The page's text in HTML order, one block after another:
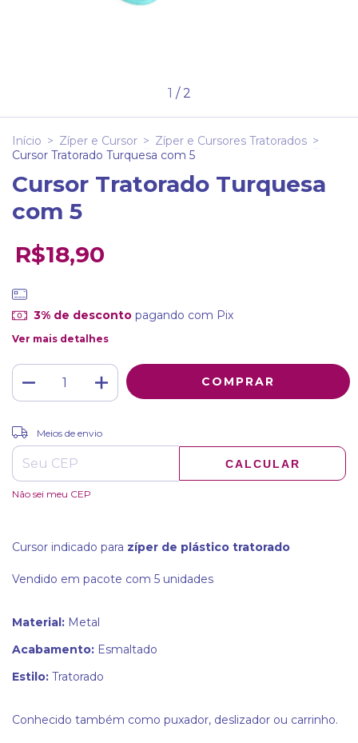
1 / 2
Início > Zíper e Cursor > Zíper e Cursores Tratorados >
Cursor Tratorado Turquesa com 5
Cursor Tratorado Turquesa
com 5
R$18,90
3% de descontopagando com Pix
Ver mais detalhes
Entregas para o CEP:
Meios de envio
CALCULAR
Não sei meu CEP
Cursor indicado para zíper de plástico tratorado
Vendido em pacote com 5 unidades
Material: Metal
Acabamento: Esmaltado
Estilo: Tratorado
Conhecido também como puxador, deslizador ou carrinho.